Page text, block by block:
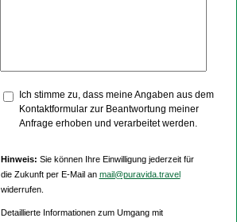
Ich stimme zu, dass meine Angaben aus dem
Kontaktformular zur Beantwortung meiner
Anfrage erhoben und verarbeitet werden.
Hinweis: Sie können Ihre Einwilligung jederzeit für
die Zukunft per E-Mail an mail@puravida.travel
widerrufen.
Detaillierte Informationen zum Umgang mit